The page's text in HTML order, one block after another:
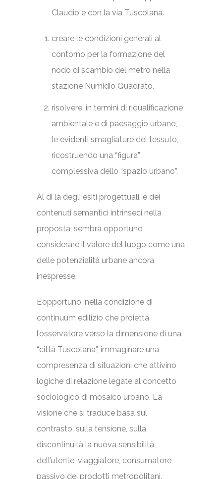
Claudio e con la via Tuscolana.
creare le condizioni generali al
contorno per la formazione del
nodo di scambio del metrò nella
stazione Numidio Quadrato.
risolvere, in termini di riqualificazione
ambientale e di paesaggio urbano,
le evidenti smagliature del tessuto,
ricostruendo una “figura”
complessiva dello “spazio urbano”.
Al di là degli esiti progettuali, e dei
contenuti semantici intrinseci nella
proposta, sembra opportuno
considerare il valore del luogo come una
delle potenzialità urbane ancora
inespresse.
E’opportuno, nella condizione di
continuum edilizio che proietta
l’osservatore verso la dimensione di una
“città Tuscolana”, immaginare una
compresenza di situazioni che attivino
logiche di relazione legate al concetto
sociologico di mosaico urbano. La
visione che si traduce basa sul
contrasto, sulla tensione, sulla
discontinuità la nuova sensibilità
dell’utente-viaggiatore, consumatore
passivo dei prodotti metropolitani.